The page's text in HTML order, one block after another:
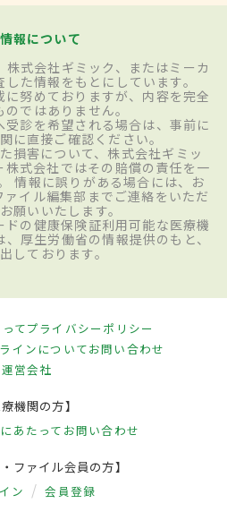
報について
式会社ギミック、またはミーカ
た情報をもとにしています。
努めておりますが、内容を完全
ではありません。
診を希望される場合は、事前に
に直接ご確認ください。
損害について、株式会社ギミッ
式会社ではその賠償の責任を一
情報に誤りがある場合には、お
イル編集部までご連絡をいただ
願いいたします。
の健康保険証利用可能な医療機
厚生労働省の情報提供のもと、
しております。
てプライバシーポリシー
インについてお問い合わせ
運営会社
療機関の方】
あたって お問い合わせ
ファイル会員の方】
ン 会員登録